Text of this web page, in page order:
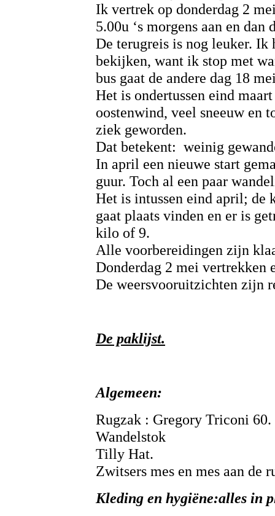
Ik vertrek op donderdag 2
5.00u ‘s morgens aan en dan
De terugreis is nog leuker.
bekijken, want ik stop met
bus gaat de andere dag 18
Het is ondertussen eind
oostenwind, veel sneeuw en
ziek geworden.
Dat betekent: weinig
In april een nieuwe start
guur. Toch al een paar
Het is intussen eind april;
gaat plaats vinden en er is
kilo of 9.
Alle voorbereidingen zijn
Donderdag 2 mei vertrekken
De weersvooruitzichten zijn
De paklijst.
Algemeen:
Rugzak : Gregory Triconi 60.
Wandelstok
Tilly Hat.
Zwitsers mes en mes aan de
Kleding en hygiëne:alles in